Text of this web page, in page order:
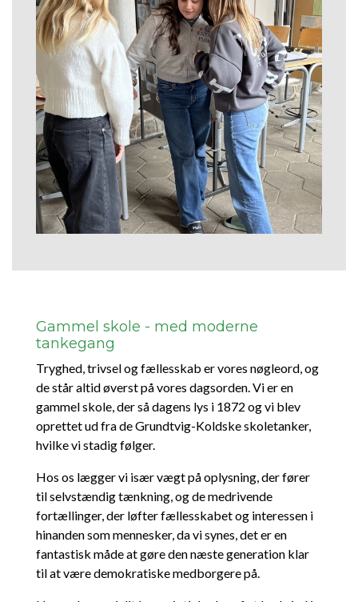
Gammel skole - med moderne
tankegang
Tryghed, trivsel og fællesskab er vores nøgleord, og
de står altid øverst på vores dagsorden. Vi er en
gammel skole, der så dagens lys i 1872 og vi blev
oprettet ud fra de Grundtvig-Koldske skoletanker,
hvilke vi stadig følger.
Hos os lægger vi især vægt på oplysning, der fører
til selvstændig tænkning, og de medrivende
fortællinger, der løfter fællesskabet og interessen i
hinanden som mennesker, da vi synes, det er en
fantastisk måde at gøre den næste generation klar
til at være demokratiske medborgere på.